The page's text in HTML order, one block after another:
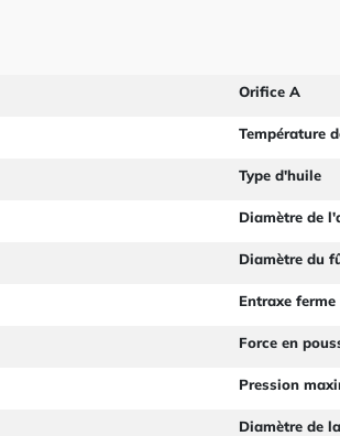
Orifice A
Température
Type d'huile
Diamètre de
Diamètre du
Entraxe ferme
Force en
Pression
Diamètre de